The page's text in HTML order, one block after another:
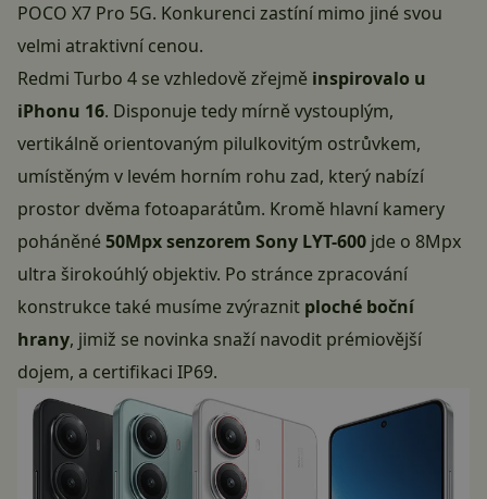
POCO X7 Pro 5G. Konkurenci zastíní mimo jiné svou
velmi atraktivní cenou.
Redmi Turbo 4 se vzhledově zřejmě inspirovalo u
iPhonu 16. Disponuje tedy mírně vystouplým,
vertikálně orientovaným pilulkovitým ostrůvkem,
umístěným v levém horním rohu zad, který nabízí
prostor dvěma fotoaparátům. Kromě hlavní kamery
poháněné50Mpx senzorem Sony LYT-600 jde o 8Mpx
ultra širokoúhlý objektiv. Po stránce zpracování
konstrukce také musíme zvýraznit ploché boční
hrany, jimiž se novinka snaží navodit prémiovější
dojem, a certifikaci IP69.